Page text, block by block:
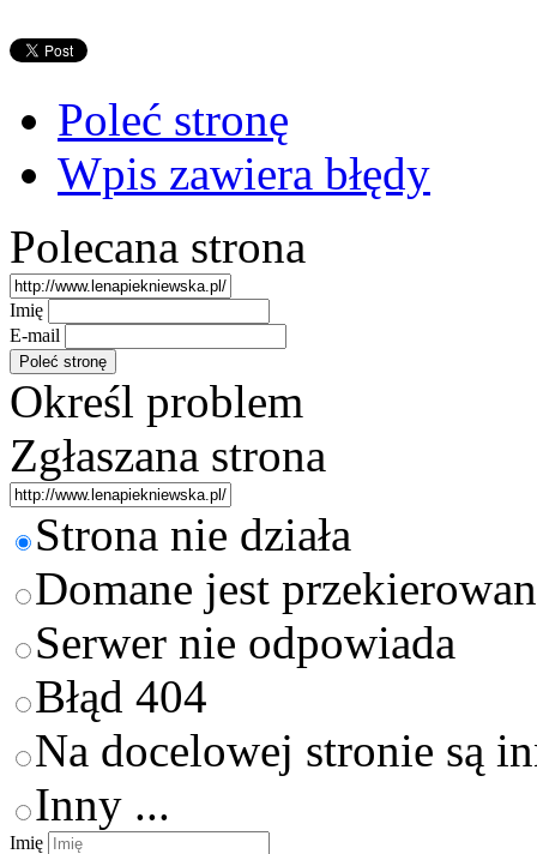
Poleć stronę
Wpis zawiera błędy
Polecana strona
Imię
E-mail
Określ problem
Zgłaszana strona
Strona nie działa
Domane jest
Serwer nie odpowiada
Błąd 404
Na docelowej stronie są
Inny ...
Imię